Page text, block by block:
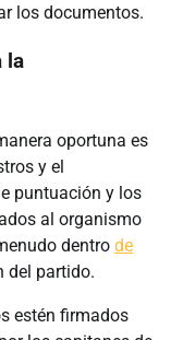
los documentos.
la
oportuna es
y el
puntuación y los
al organismo
dentro de
del partido.
estén firmados